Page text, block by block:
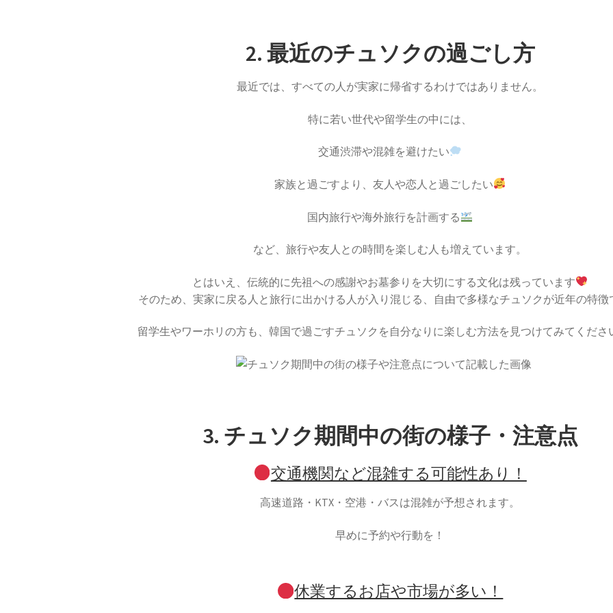
2. 最近のチュソクの過ごし方
最近では、すべての人が実家に帰省するわけではありません。
特に若い世代や留学生の中には、
交通渋滞や混雑を避けたい
家族と過ごすより、友人や恋人と過ごしたい
国内旅行や海外旅行を計画する
など、旅行や友人との時間を楽しむ人も増えています。
とはいえ、伝統的に先祖への感謝やお墓参りを大切にする文化は残っています
そのため、実家に戻る人と旅行に出かける人が入り混じる、自由で多様なチュソクが近年の特徴
留学生やワーホリの方も、韓国で過ごすチュソクを自分なりに楽しむ方法を見つけてみてくださ
3. チュソク期間中の街の様子・注意点
交通機関など混雑する可能性あり！
高速道路・KTX・空港・バスは混雑が予想されます。
早めに予約や行動を！
休業するお店や市場が多い！